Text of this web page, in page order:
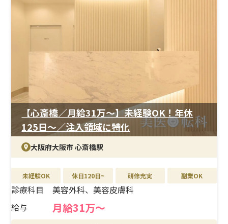
エリアを選択(複数選択可)
北海道・東北
関東
北陸・甲信越
診療科目を選択(複数選択可)
耳鼻咽喉科
形成外科
皮膚科
医療痩身
予防医療
こだわり条件を選択(複数選択可)
未経験OK
休日120日~
研修充実
【心斎橋／月給31万〜】未経験OK！年休
125日〜／注入領域に特化
大阪府大阪市 心斎橋駅
未経験OK 休日120日~ 研修充実 副業OK
診療科目
美容外科、美容皮膚科
給与
月給31万～